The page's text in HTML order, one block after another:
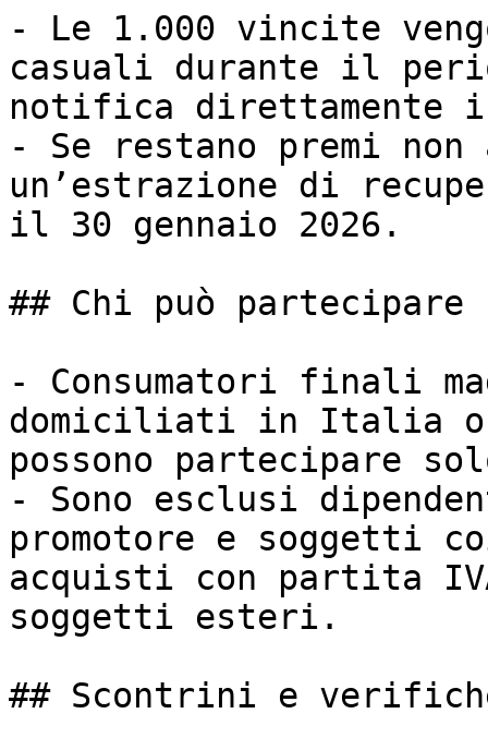
- Le 1.000 vincite
casuali durante il
notifica direttamente
- Se restano premi
un’estrazione di
il 30 gennaio 2026.
## Chi può partecipare
- Consumatori finali
domiciliati in Italia o
possono partecipare
- Sono esclusi
promotore e soggetti
acquisti con partita
soggetti esteri.
## Scontrini e